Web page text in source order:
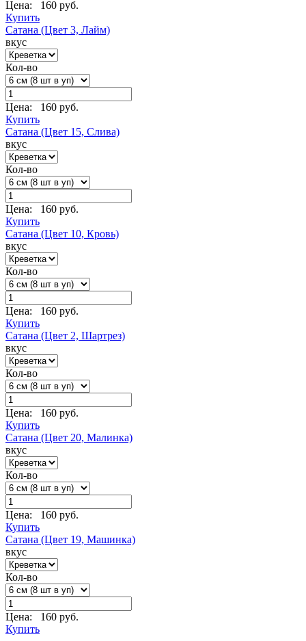
Цена:
160 руб.
Купить
Сатана (Цвет 3, Лайм)
вкус
Кол-во
Цена:
160 руб.
Купить
Сатана (Цвет 15, Слива)
вкус
Кол-во
Цена:
160 руб.
Купить
Сатана (Цвет 10, Кровь)
вкус
Кол-во
Цена:
160 руб.
Купить
Сатана (Цвет 2, Шартрез)
вкус
Кол-во
Цена:
160 руб.
Купить
Сатана (Цвет 20, Малинка)
вкус
Кол-во
Цена:
160 руб.
Купить
Сатана (Цвет 19, Машинка)
вкус
Кол-во
Цена:
160 руб.
Купить